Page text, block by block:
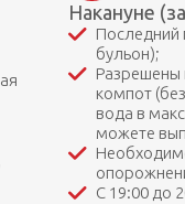
Накануне
Последний
бульон);
Разрешены
компот
вода в
можете
С 19:00 до